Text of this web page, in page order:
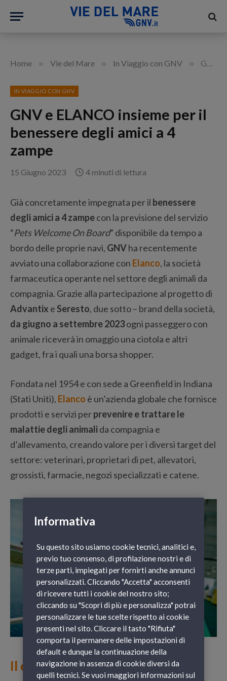
Home » Vie del Mare » In Viaggio con GNV » GNV e ELANCO insieme per il benessere degli amici a 4 zampe
IN VIAGGIO CON GNV
GNV e ELANCO insieme per il
benessere degli amici a 4
zampe
15 Giugno 2023 4 minuti di lettura
Già concretamente impegnata per il benessere
degli amici a 4 zampecon la previsione del servizio
“Pets Welcome On Board” disponibile da tempo a
bordo delle proprie navi, GNVha recentemente
avviato una collaborazione con Elanco, la società
farmaceutica operante nel settore degli animali da
compagnia. Grazie alla partecipazione al progetto di
Advantix eSeresto, due sotto – brand della società,
da giugno a settembre 2023ogni passeggero con
animale riceverà in omaggio una ciotola e altri
gadget, fra i quali una borsa shopper.
Fondata nel 1954 e con sede a Greenfield in Indiana
(Stati Uniti), Elanco è un’azienda globale che fornisce
prodotti e servizi perprevenire e trattare le
malattie degli animalida compagnia e
d’allevamento, creando valore per i diversi target del
settore: veterinari, proprietari di pet, allevatori,
grossisti, farmacie, negozi specializzati e catene.
Il quadrupede viaggia con te: il
Informativa
Su questo sito usiamo cookie tecnici, analitici e,
previo tuo consenso, di profilazione nostri e di
terze parti, impiegati per fornirti anche annunci
personalizzati. Cliccando "Accetta" acconsenti
di ricevere tutti i cookie del nostro sito;
cliccando su "Scopri di più e personalizza" potrai
personalizzare le tue scelte rispetto ai cookie
presenti nel sito. Cliccare il tasto "Rifiuta"
comporta il permanere delle impostazioni di
default e dunque la continuazione della
navigazione in assenza di cookie diversi da
quelli tecnici. Se vuoi maggiori informazioni sul